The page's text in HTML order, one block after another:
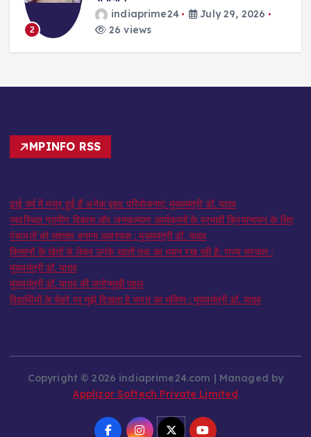
2
indiaprime24
July 29, 2026
26 views
MPINFO RSS
ढाई वर्ष में मंजूर हुई हैं अनेक वृहद परियोजनाएं: मुख्यमंत्री डॉ. यादव
व्यवस्थित ग्रामीण विकास और जनकल्याण कार्यक्रमों के प्रभावी क्रियान्वयन के लिए
पंचायतों को सशक्त बनाना आवश्यक : मुख्यमंत्री डॉ. यादव
किसानों के खेतों से लेकर उनके खातों तक का ध्यान रख रही है: राज्य सरकार :
मुख्यमंत्री डॉ. यादव
मुख्यमंत्री डॉ. यादव की जनोन्मुखी पहल
विद्यार्थियों के चेहरे पर मुझे दिखता है भारत का भविष्य : मुख्यमंत्री डॉ. यादव
Copyright © 2026 indiaprime24.com | Managed by
Applizor Softech Private Limited